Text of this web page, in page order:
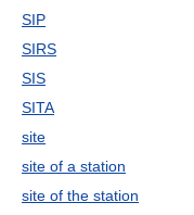
SIP
SIRS
SIS
SITA
site
site of a station
site of the station